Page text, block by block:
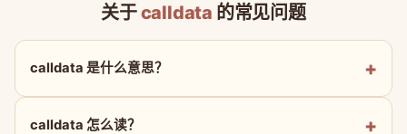
关于calldata 的常见问题
calldata 是什么意思？
calldata 怎么读？